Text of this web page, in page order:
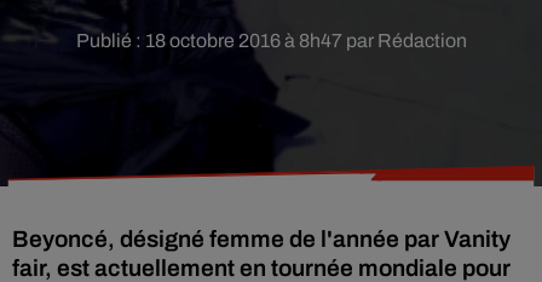
Publié : 18 octobre 2016 à 8h47 par Rédaction
Beyoncé, désigné femme de l'année par Vanity
fair, est actuellement en tournée mondiale pour